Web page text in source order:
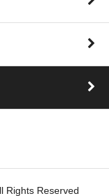
Rights Reserved